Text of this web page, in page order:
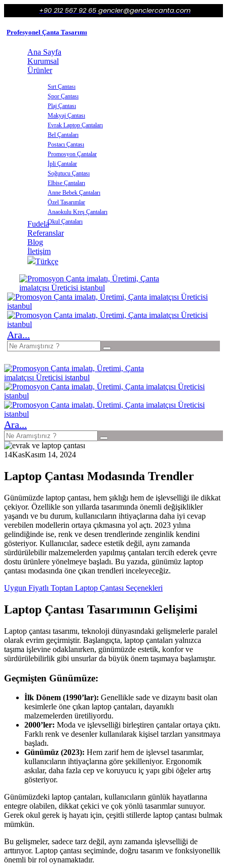
+90 212 567 92 65 gencler@genclercanta.com
Profesyonel Çanta Tasarımı
Ana Sayfa
Kurumsal
Ürünler
Sırt Çantası
Spor Çantası
Plaj Çantası
Makyaj Çantası
Evrak Laptop Çantaları
Bel Çantaları
Postacı Çantası
Promosyon Çantalar
İpli Çantalar
Soğutucu Çantası
Elbise Çantaları
Anne Bebek Çantaları
Özel Tasarımlar
Anaokulu Kreş Çantaları
Okul Çantaları
Fudela
Referanslar
Blog
İletişim
Türkçe
Ara...
Ara...
14KasKasım 14, 2024
Laptop Çantası Modasında Trendler
Günümüzde laptop çantası, hem şıklığı hem de işlevselliği ile dikkat
çekiyor. Özellikle son yıllarda tasarımında önemli değişiklikler
yaşandı ve bu durum, kullanıcıların ihtiyaçlarına daha iyi cevap
verebilen modellerin ortaya çıkmasına yol açtı. 2023 yılına
gelindiğinde ise, renk ve desen trendlerinde zenginlik kendini
gösteriyor. Kullanıcılar, sadece estetik değil, aynı zamanda
sürdürülebilir malzemelerden yapılmış çantaları tercih ederek çevre
dostu ürünlere yönelmeye başladı. Bu yazıda, günümüz laptop
çantası modasında öne çıkan trendleri inceleyeceğiz.
Uygun Fiyatlı Toptan Laptop Çantası Seçenekleri
Laptop Çantası Tasarımının Gelişimi
Laptop çantası tasarımı, teknoloji dünyasındaki gelişmelerle paralel
olarak evrim geçirmiştir. Başlangıçta, laptop çantaları yalnızca
taşıma işlevine odaklanırken, günümüzde estetik, konfor ve
sürdürülebilirlik gibi unsurlar da büyük önem taşımaya başlamıştır.
Geçmişten Günümüze:
İlk Dönem (1990’lar): Genellikle sade ve dizaynı basit olan
kesimlerle öne çıkan laptop çantaları, dayanıklı
malzemelerden üretiliyordu.
2000’ler: Moda ve işlevselliği birleştiren çantalar ortaya çıktı.
Farklı renk ve desenler kullanılarak kişisel tarzları yansıtmaya
başladı.
Günümüz (2023): Hem zarif hem de işlevsel tasarımlar,
kullanıcıların ihtiyaçlarına göre şekilleniyor. Ergonomik
askılar, daha fazla cep ve koruyucu iç yapı gibi öğeler artış
gösteriyor.
Günümüzdeki laptop çantaları, kullanıcıların günlük hayatlarına
entegre olabilen, dikkat çekici ve çok yönlü tasarımlar sunuyor.
Gerek okul gerek iş hayatı için, çeşitli stillerde laptop çantası bulmak
mümkün.
Bu gelişmeler, sadece tarz değil, aynı zamanda işlevselliği de
arttırıyor. Laptop çantası seçiminde, doğru tasarım ve fonksiyonellik
önemli bir rol oynamaktadır.